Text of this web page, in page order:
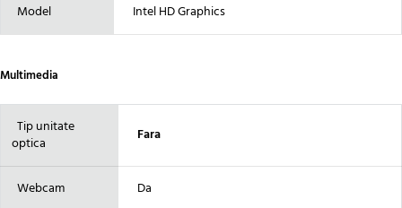
Model Intel HD Graphics
Multimedia
Tip unitate
optica
Fara
Webcam Da